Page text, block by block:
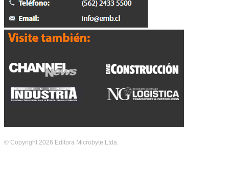
© Copyright 2026 Editora Microbyte Ltda.